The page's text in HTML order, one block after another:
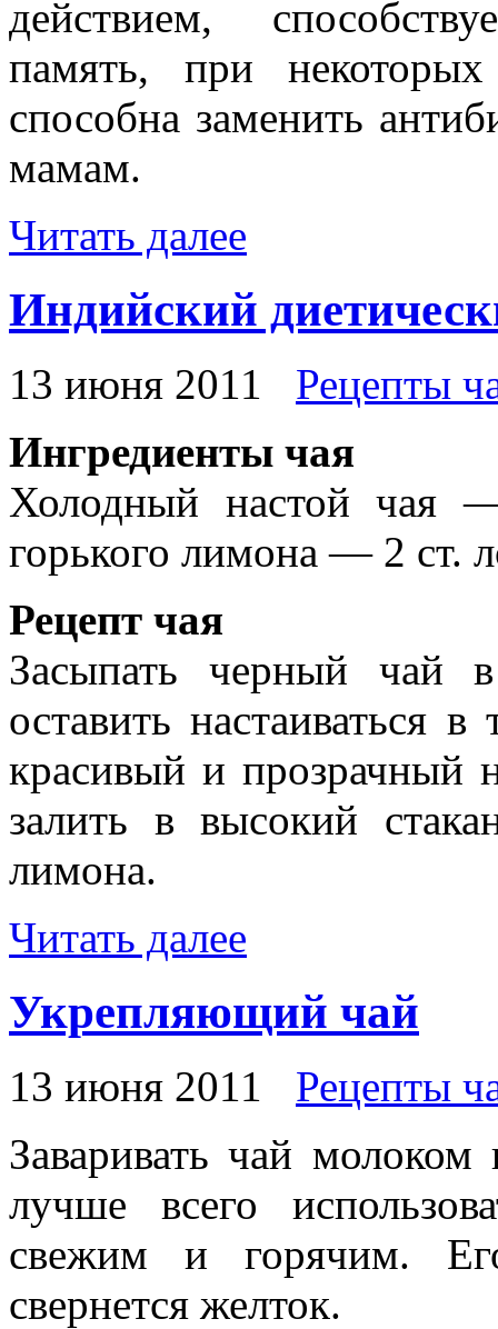
действием,
память, при
способна заменить
мамам.
Читать далее
Индийский
13 июня 2011
Рецепты
Ингредиенты чая
Холодный настой
горького лимона — 2 ст.
Рецепт чая
Засыпать черный
оставить настаиваться
красивый и прозрачный
залить в высокий
лимона.
Читать далее
Укрепляющий чай
13 июня 2011
Рецепты
Заваривать чай
лучше всего
свежим и горячим.
свернется желток.